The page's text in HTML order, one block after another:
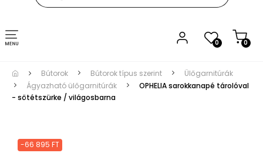
0 0
Toggle
navigation
Bútorok Bútorok típus szerint
Ülőgarnitúrák
Ágyazható ülőgarnitúrák
OPHELIA sarokkanapé tárolóval
- sötétszürke / világosbarna
-66 895 FT